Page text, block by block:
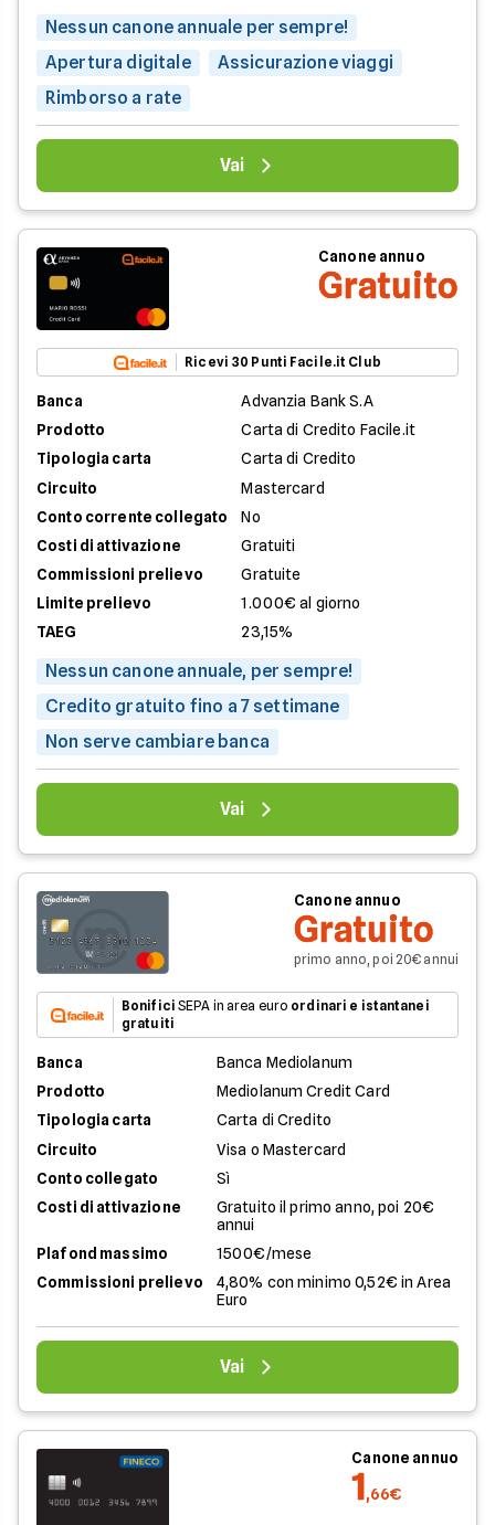
Nessun canone annuale per sempre!
Apertura digitale
Assicurazione viaggi
Rimborso a rate
Vai
Canone annuo
Gratuito
Ricevi 30 Punti Facile.it Club
Banca
Advanzia Bank S.A
Prodotto
Carta di Credito Facile.it
Tipologia carta
Carta di Credito
Circuito
Mastercard
Conto corrente collegato
No
Costi di attivazione
Gratuiti
Commissioni prelievo
Gratuite
Limite prelievo
1.000€ al giorno
TAEG
23,15%
Nessun canone annuale, per sempre!
Credito gratuito fino a 7 settimane
Non serve cambiare banca
Vai
Canone annuo
Gratuito
primo anno, poi 20€ annui
Bonifici SEPA in area euro ordinari e istantanei
gratuiti
Banca
Banca Mediolanum
Prodotto
Mediolanum Credit Card
Tipologia carta
Carta di Credito
Circuito
Visa o Mastercard
Conto collegato
Sì
Costi di attivazione
Gratuito il primo anno, poi 20€
annui
Plafond massimo
1500€/mese
Commissioni prelievo
4,80% con minimo 0,52€ in Area
Euro
Vai
Canone annuo
1,66€